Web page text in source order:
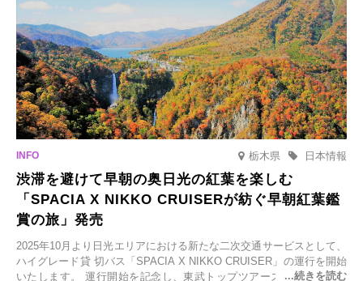
栃木県 日本情報
渋滞を避けて早朝の奥日光の紅葉を楽しむ
「SPACIA X NIKKO CRUISERが紡ぐ早朝紅葉鑑
賞の旅」発売
2025年10月より日光エリアにおける新たな二次交通サービスとして、
ハイグレード貸 切バス「SPACIA X NIKKO CRUISER」の運行を開始
いたします。 運行開始を記念し、東武トップツアーズ株式会社では